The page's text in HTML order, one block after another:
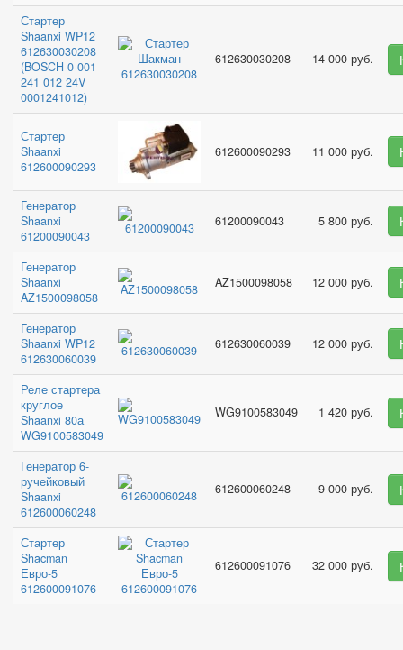
Стартер
Shaanxi WP12
612630030208
(BOSCH 0 001
241 012 24V
0001241012)
612630030208 14 000 руб.
Стартер
Shaanxi
612600090293
612600090293 11 000 руб.
Генератор
Shaanxi
61200090043
61200090043 5 800 руб.
Генератор
Shaanxi
AZ1500098058
AZ1500098058 12 000 руб.
Генератор
Shaanxi WP12
612630060039
612630060039 12 000 руб.
Реле стартера
круглое
Shaanxi 80а
WG9100583049
WG9100583049 1 420 руб.
Генератор 6-
ручейковый
Shaanxi
612600060248
612600060248 9 000 руб.
Стартер
Shacman
Евро-5
612600091076
612600091076 32 000 руб.